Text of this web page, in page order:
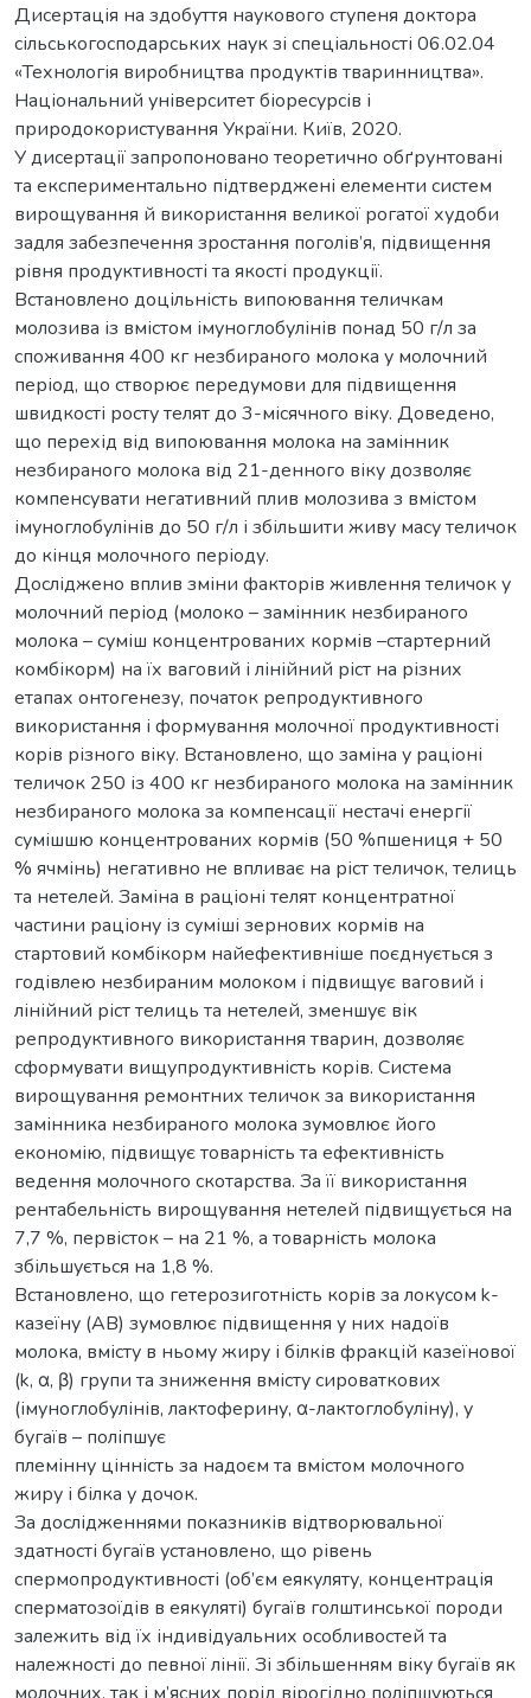
Дисертація на здобуття наукового ступеня доктора
сільськогосподарських наук зі спеціальності 06.02.04
«Технологія виробництва продуктів тваринництва».
Національний університет біоресурсів і
природокористування України. Київ, 2020.
У дисертації запропоновано теоретично обґрунтовані
та експериментально підтверджені елементи систем
вирощування й використання великої рогатої худоби
задля забезпечення зростання поголів’я, підвищення
рівня продуктивності та якості продукції.
Встановлено доцільність випоювання теличкам
молозива із вмістом імуноглобулінів понад 50 г/л за
споживання 400 кг незбираного молока у молочний
період, що створює передумови для підвищення
швидкості росту телят до 3-місячного віку. Доведено,
що перехід від випоювання молока на замінник
незбираного молока від 21-денного віку дозволяє
компенсувати негативний плив молозива з вмістом
імуноглобулінів до 50 г/л і збільшити живу масу теличок
до кінця молочного періоду.
Досліджено вплив зміни факторів живлення теличок у
молочний період (молоко – замінник незбираного
молока – суміш концентрованих кормів –стартерний
комбікорм) на їх ваговий і лінійний ріст на різних
етапах онтогенезу, початок репродуктивного
використання і формування молочної продуктивності
корів різного віку. Встановлено, що заміна у раціоні
теличок 250 із 400 кг незбираного молока на замінник
незбираного молока за компенсації нестачі енергії
сумішшю концентрованих кормів (50 %пшениця + 50
% ячмінь) негативно не впливає на ріст теличок, телиць
та нетелей. Заміна в раціоні телят концентратної
частини раціону із суміші зернових кормів на
стартовий комбікорм найефективніше поєднується з
годівлею незбираним молоком і підвищує ваговий і
лінійний ріст телиць та нетелей, зменшує вік
репродуктивного використання тварин, дозволяє
сформувати вищупродуктивність корів. Система
вирощування ремонтних теличок за використання
замінника незбираного молока зумовлює його
економію, підвищує товарність та ефективність
ведення молочного скотарства. За її використання
рентабельність вирощування нетелей підвищується на
7,7 %, первісток – на 21 %, а товарність молока
збільшується на 1,8 %.
Встановлено, що гетерозиготність корів за локусом k-
казеїну (AB) зумовлює підвищення у них надоїв
молока, вмісту в ньому жиру і білків фракцій казеїнової
(k, α, β) групи та зниження вмісту сироваткових
(імуноглобулінів, лактоферину, α-лактоглобуліну), у
бугаїв – поліпшує
племінну цінність за надоєм та вмістом молочного
жиру і білка у дочок.
За дослідженнями показників відтворювальної
здатності бугаїв установлено, що рівень
спермопродуктивності (об’єм еякуляту, концентрація
сперматозоїдів в еякуляті) бугаїв голштинської породи
залежить від їх індивідуальних особливостей та
належності до певної лінії. Зі збільшенням віку бугаїв як